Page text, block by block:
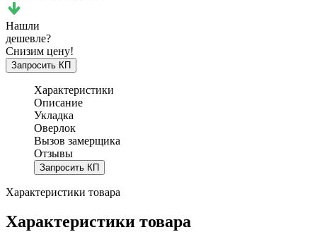
Нашли
дешевле?
Снизим цену!
Запросить КП
Характеристики
Описание
Укладка
Оверлок
Вызов замерщика
Отзывы
Запросить КП
Характеристики товара
Характеристики товара